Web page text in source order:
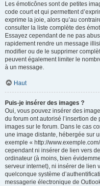
Les émoticônes sont de petites
code court et qui permettent
exprime la joie, alors qu’au
consulter la liste complète des
Essayez cependant de ne pas
rapidement rendre un message
modifier ou de le supprimer
peuvent également limiter le
à un message.
Haut
Puis-je insérer des images ?
Oui, vous pouvez insérer des
du forum ont autorisé l’insertion
images sur le forum. Dans le cas
une image distante, hébergée sur
exemple « http://
cependant ni insérer de lien vers
ordinateur (à moins, bien
serveur internet), ni insérer de lien
quelconque système
messagerie électronique de